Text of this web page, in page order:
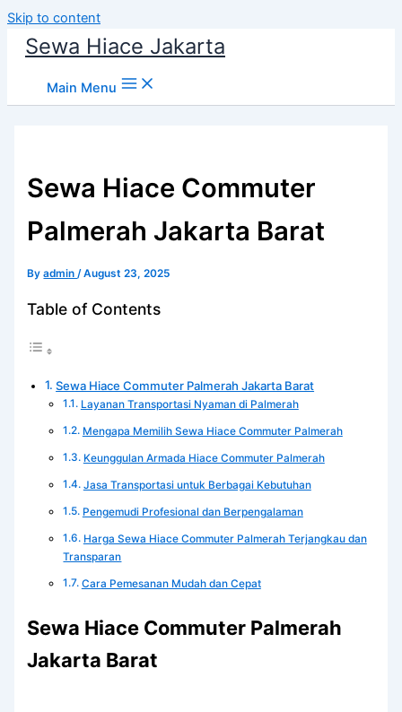
Skip to content
Sewa Hiace Jakarta
Main Menu
Sewa Hiace Commuter
Palmerah Jakarta Barat
Byadmin/August 23, 2025
Table of Contents
Sewa Hiace Commuter Palmerah Jakarta Barat
Layanan Transportasi Nyaman di Palmerah
Mengapa Memilih Sewa Hiace Commuter Palmerah
Keunggulan Armada Hiace Commuter Palmerah
Jasa Transportasi untuk Berbagai Kebutuhan
Pengemudi Profesional dan Berpengalaman
Harga Sewa Hiace Commuter Palmerah Terjangkau dan
Transparan
Cara Pemesanan Mudah dan Cepat
Sewa Hiace Commuter Palmerah
Jakarta Barat